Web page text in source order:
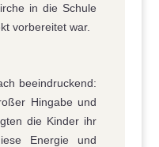
in die Schule
vorbereitet war.
beeindruckend:
Hingabe und
die Kinder ihr
Energie und